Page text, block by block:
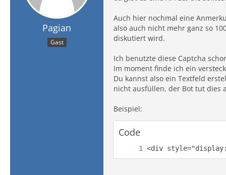
Pagian
Gast
Auch hier nochmal eine
also auch nicht mehr ganz so
diskutiert wird.
Ich benutzte diese Captcha
Im moment finde ich ein
Du kannst also ein Textfeld
nicht ausfüllen, der Bot tut dies
Beispiel:
Code
<div